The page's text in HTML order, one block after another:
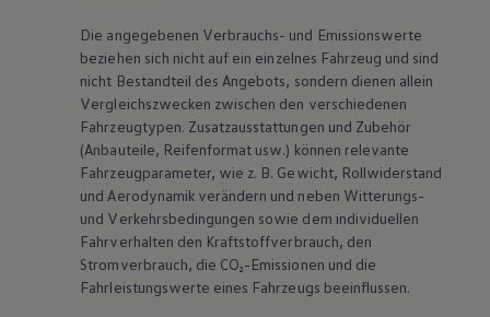
Die angegebenen Verbrauchs- und Emissionswerte
beziehen sich nicht auf ein einzelnes Fahrzeug und sind
nicht Bestandteil des Angebots, sondern dienen allein
Vergleichszwecken zwischen den verschiedenen
Fahrzeugtypen. Zusatzausstattungen und Zubehör
(Anbauteile, Reifenformat usw.) können relevante
Fahrzeugparameter, wie z. B. Gewicht, Rollwiderstand
und Aerodynamik verändern und neben Witterungs-
und Verkehrsbedingungen sowie dem individuellen
Fahrverhalten den Kraftstoffverbrauch, den
Stromverbrauch, die CO₂-Emissionen und die
Fahrleistungswerte eines Fahrzeugs beeinflussen.